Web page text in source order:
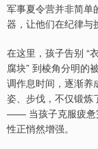
军事夏令营并非简单
器，让他们在纪律与
在这里，孩子告别 “
腐块” 到棱角分明的
调作息时间，逐渐养
姿、步伐，不仅锻炼
—— 当孩子克服疲惫
性正悄然增强。